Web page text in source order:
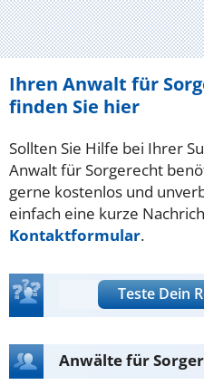
Ihren Anwalt für
finden Sie hier
Sollten Sie Hilfe bei Ihrer
Anwalt für Sorgerecht
gerne kostenlos und
einfach eine kurze
Kontaktformular.
Teste Dein
Anwälte für